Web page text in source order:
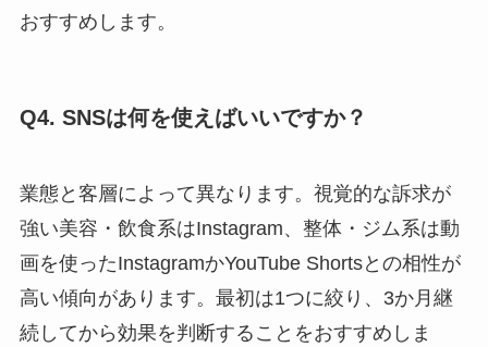
おすすめします。
Q4. SNSは何を使えばいいですか？
業態と客層によって異なります。視覚的な訴求が
強い美容・飲食系はInstagram、整体・ジム系は動
画を使ったInstagramかYouTube Shortsとの相性が
高い傾向があります。最初は1つに絞り、3か月継
続してから効果を判断することをおすすめしま